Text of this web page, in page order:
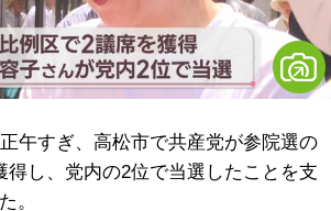
午すぎ、高松市で共産党が参院選の
得し、党内の2位で当選したことを支
。